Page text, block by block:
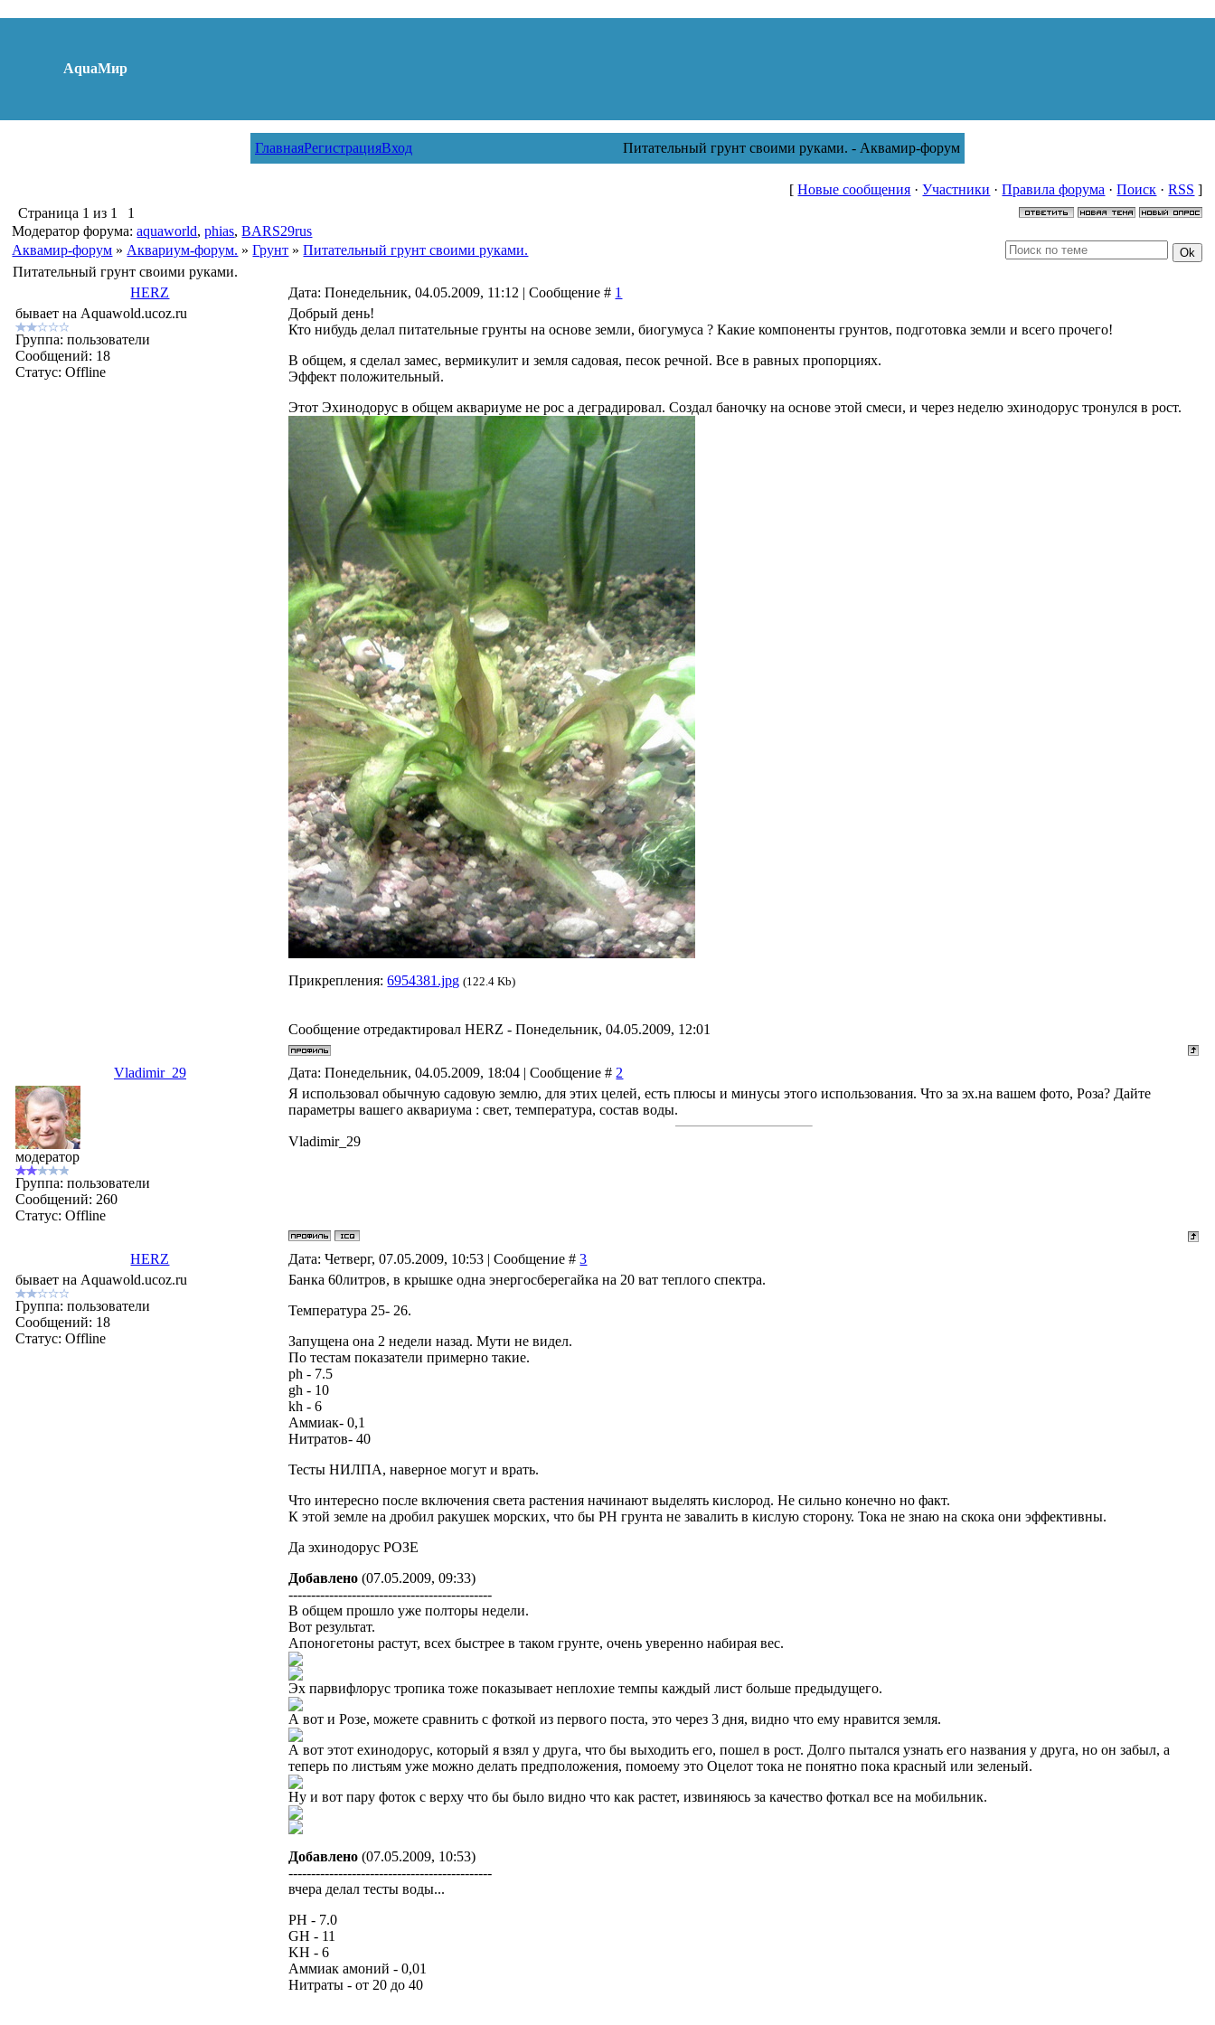
AquaМир
ГлавнаяРегистрацияВход Питательный грунт своими руками. - Аквамир-форум
[Новые сообщения ·Участники ·Правила форума ·Поиск ·RSS ]
Страница 1 из 1
1
Модератор форума:aquaworld,phias,BARS29rus
Аквамир-форум » Аквариум-форум. » Грунт » Питательный грунт своими руками.
Питательный грунт своими руками.
HERZ
Дата: Понедельник, 04.05.2009, 11:12 | Сообщение # 1
бывает на Aquawold.ucoz.ru
Группа: пользователи
Сообщений: 18
Статус:Offline
Добрый день!
Кто нибудь делал питательные грунты на основе земли, биогумуса ? Какие компоненты грунтов, подготовка земли и всего прочего!
В общем, я сделал замес, вермикулит и земля садовая, песок речной. Все в равных пропорциях.
Эффект положительный.
Этот Эхинодорус в общем аквариуме не рос а деградировал. Создал баночку на основе этой смеси, и через неделю эхинодорус тронулся в рост.
Прикрепления:6954381.jpg (122.4 Kb)
Сообщение отредактировалHERZ -Понедельник, 04.05.2009, 12:01
Vladimir_29 Дата: Понедельник, 04.05.2009, 18:04 | Сообщение # 2
модератор
Группа: пользователи
Сообщений: 260
Статус:Offline
Я использовал обычную садовую землю, для этих целей, есть плюсы и минусы этого использования. Что за эх.на вашем фото, Роза? Дайте
параметры вашего аквариума : свет, температура, состав воды.
Vladimir_29
HERZ Дата: Четверг, 07.05.2009, 10:53 | Сообщение #3
бывает на Aquawold.ucoz.ru
Группа: пользователи
Сообщений: 18
Статус:Offline
Банка 60литров, в крышке одна энергосберегайка на 20 ват теплого спектра.
Температура 25- 26.
Запущена она 2 недели назад. Мути не видел.
По тестам показатели примерно такие.
ph - 7.5
gh - 10
kh - 6
Аммиак- 0,1
Нитратов- 40
Тесты НИЛПА, наверное могут и врать.
Что интересно после включения света растения начинают выделять кислород. Не сильно конечно но факт.
К этой земле на дробил ракушек морских, что бы PH грунта не завалить в кислую сторону. Тока не знаю на скока они эффективны.
Да эхинодорус РОЗЕ
Добавлено (07.05.2009, 09:33)
---------------------------------------------
В общем прошло уже полторы недели.
Вот результат.
Апоногетоны растут, всех быстрее в таком грунте, очень уверенно набирая вес.
Эх парвифлорус тропика тоже показывает неплохие темпы каждый лист больше предыдущего.
А вот и Розе, можете сравнить с фоткой из первого поста, это через 3 дня, видно что ему нравится земля.
А вот этот ехинодорус, который я взял у друга, что бы выходить его, пошел в рост. Долго пытался узнать его названия у друга, но он забыл, а
теперь по листьям уже можно делать предположения, помоему это Оцелот тока не понятно пока красный или зеленый.
Ну и вот пару фоток с верху что бы было видно что как растет, извиняюсь за качество фоткал все на мобильник.
Добавлено (07.05.2009, 10:53)
---------------------------------------------
вчера делал тесты воды...
PH - 7.0
GH - 11
KH - 6
Аммиак амоний - 0,01
Нитраты - от 20 до 40